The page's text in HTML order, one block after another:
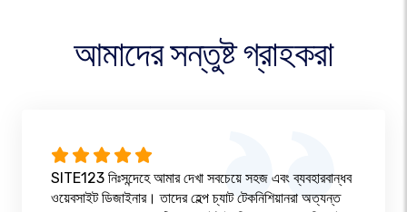
আমাদের সন্তুষ্ট গ্রাহকরা
SITE123 নিঃসন্দেহে আমার দেখা সবচেয়ে সহজ এবং ব্যবহারবান্ধব
ওয়েবসাইট ডিজাইনার। তাদের হেল্প চ্যাট টেকনিশিয়ানরা অত্যন্ত